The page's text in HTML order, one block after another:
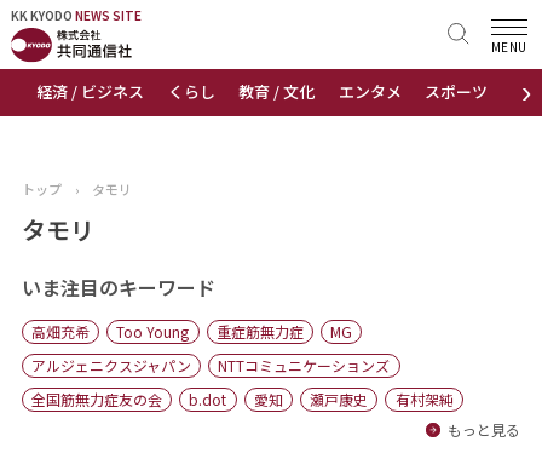
KK KYODO NEWS SITE
›
経済 / ビジネス くらし 教育 / 文化 エンタメ スポーツ 地域
MENU
KK KYODONEWS SITE
トップページ
ニュース
おすすめコンテンツ
出版物
会社概要
トップ › タモリ
タモリ
いま注目のキーワード
高畑充希 Too Young 重症筋無力症
MG
アルジェニクスジャパン
NTTコミュニケーションズ
全国筋無力症友の会
b.dot 愛知 瀬戸康史
有村架純
もっと見る